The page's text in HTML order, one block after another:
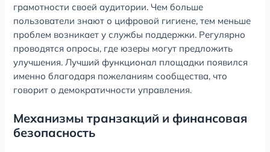
грамотности своей аудитории. Чем больше
пользователи знают о цифровой гигиене, тем меньше
проблем возникает у службы поддержки. Регулярно
проводятся опросы, где юзеры могут предложить
улучшения. Лучший функционал площадки появился
именно благодаря пожеланиям сообщества, что
говорит о демократичности управления.
Механизмы транзакций и финансовая
безопасность